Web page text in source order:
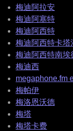
梅迪阿拉安
梅迪阿塞特
梅迪阿西特
梅迪阿西特卡塔
梅迪阿西特南埃
梅迪西
megaphone.fm
梅帕伊
梅洛恩沃德
梅塔
梅塔卡费